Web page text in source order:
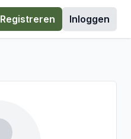
Registreren Inloggen